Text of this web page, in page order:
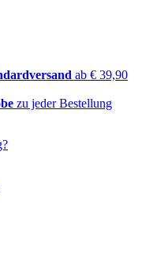
ab € 39,90
zu jeder Bestellung